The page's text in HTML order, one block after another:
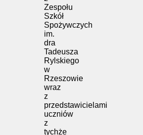
Zespołu
Szkół
Spożywczych
im.
dra
Tadeusza
Rylskiego
w
Rzeszowie
wraz
z
przedstawicielami
uczniów
z
tychże